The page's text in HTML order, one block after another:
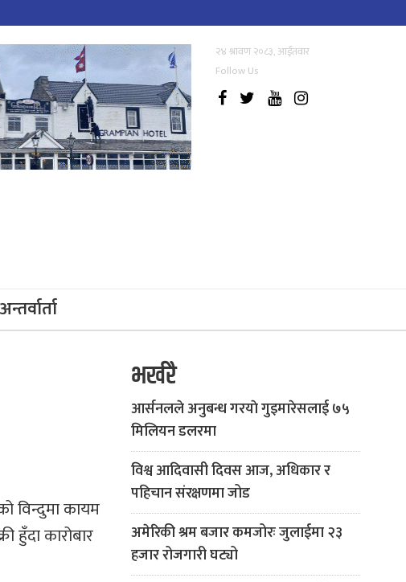
२४ श्रावण २०८३, आईतवार
Follow Us
अन्तर्वार्ता
विन्दुमा कायम
कारोबार
भर्खरै
आर्सनलले अनुबन्ध गरयाे गुइमारेसलाई ७५
मिलियन डलरमा
विश्व आदिवासी दिवस आज, अधिकार र
पहिचान संरक्षणमा जोड
अमेरिकी श्रम बजार कमजोरः जुलाईमा २३
हजार रोजगारी घट्यो